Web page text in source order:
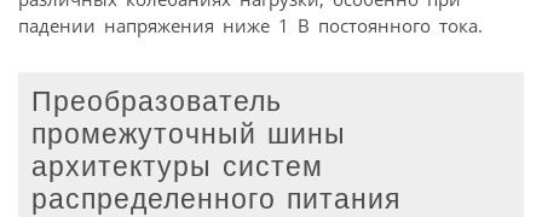
падении напряжения ниже 1 В постоянного тока.
Преобразователь
промежуточный шины
архитектуры систем
распределенного питания